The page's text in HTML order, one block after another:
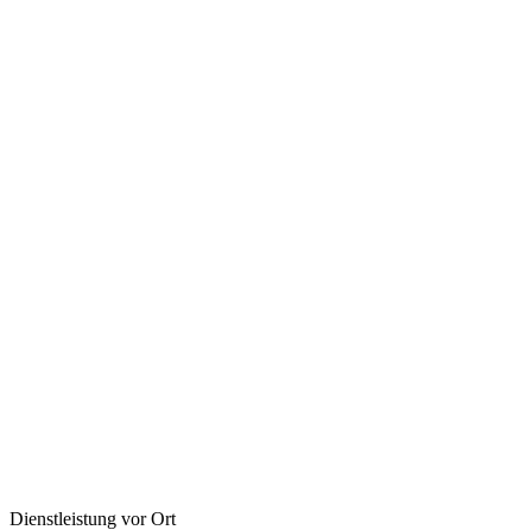
Dienstleistung vor Ort